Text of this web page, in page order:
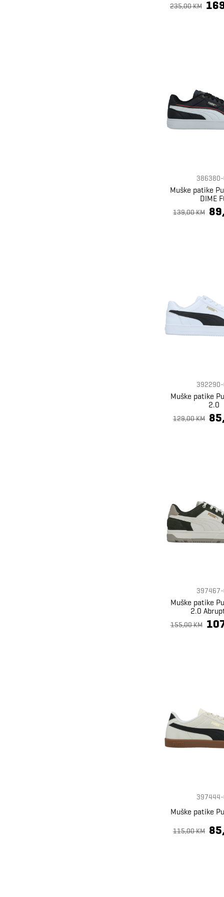
235,00 KM
Muške patike
DIME
139,00 KM
Muške patike
2.0
129,00 KM
Muške patike
2.0
155,00 KM
Muške patike
115,00 KM